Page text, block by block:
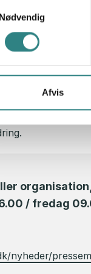
Nødvendig
Afvis
på alle de
for
løn,
pct., dog
vil
lønmodtagere,
/ fredag
nyheder/